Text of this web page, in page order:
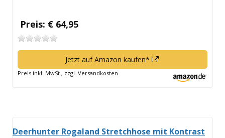
Preis: € 64,95
Jetzt auf Amazon kaufen*
neuem
Fenster
Preis inkl. MwSt., zzgl. Versandkosten
Deerhunter Rogaland Stretchhose mit Kontrast